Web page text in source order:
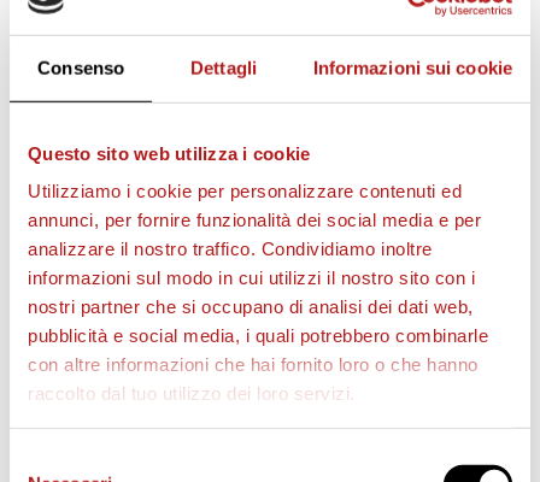
Consenso Dettagli Informazioni sui cookie
Questo sito web utilizza i cookie
Utilizziamo i cookie per personalizzare contenuti ed
annunci, per fornire funzionalità dei social media e per
analizzare il nostro traffico. Condividiamo inoltre
informazioni sul modo in cui utilizzi il nostro sito con i
nostri partner che si occupano di analisi dei dati web,
pubblicità e social media, i quali potrebbero combinarle
con altre informazioni che hai fornito loro o che hanno
raccolto dal tuo utilizzo dei loro servizi.
pericolosissima da dentro la lunetta d’area di
pochissimo ma Pierobon sembra controllare la
70′ Primo cambio anche per Foscarini, fuori Stanco
e dentro Coralli.
72′ Paolucci recupera un gran pallone con Pisacane
che lo difendeva dal fallo di fondo, palla a Coralli
all’altezza del dischetto tutto solo ma conclusione
tra le braccia di Gomis.
75′ Il Cittadella fa la gara e spreca un’altra
grandissima occasione con Rigoni solo contro
Gomis, para coi piedi il portiere irpino.
palo deviato da Scaglia.